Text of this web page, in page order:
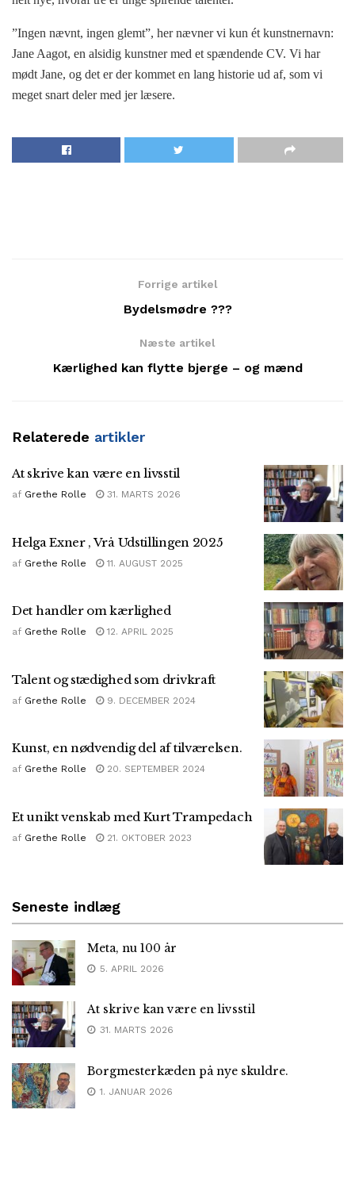
”Ingen nævnt, ingen glemt”, her nævner vi kun ét kunstnernavn:
Jane Aagot, en alsidig kunstner med et spændende CV. Vi har
mødt Jane, og det er der kommet en lang historie ud af, som vi
meget snart deler med jer læsere.
Forrige artikel
Bydelsmødre ???
Næste artikel
Kærlighed kan flytte bjerge – og mænd
Relaterede artikler
At skrive kan være en livsstil
af Grethe Rolle 31. MARTS 2026
Helga Exner , Vrå Udstillingen 2025
af Grethe Rolle 11. AUGUST 2025
Det handler om kærlighed
af Grethe Rolle 12. APRIL 2025
Talent og stædighed som drivkraft
af Grethe Rolle 9. DECEMBER 2024
Kunst, en nødvendig del af tilværelsen.
af Grethe Rolle 20. SEPTEMBER 2024
Et unikt venskab med Kurt Trampedach
af Grethe Rolle 21. OKTOBER 2023
Seneste indlæg
Meta, nu 100 år
5. APRIL 2026
At skrive kan være en livsstil
31. MARTS 2026
Borgmesterkæden på nye skuldre.
1. JANUAR 2026